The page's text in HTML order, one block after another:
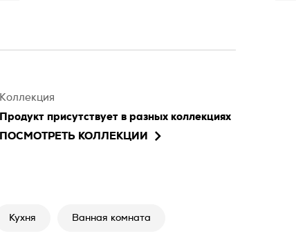
Коллекция
Продукт присутствует в разных коллекциях
ПОСМОТРЕТЬ КОЛЛЕКЦИИ
Кухня Ванная комната